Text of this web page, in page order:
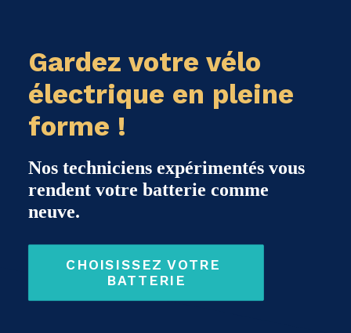
Gardez votre vélo
électrique en pleine
forme !
Nos techniciens expérimentés vous
rendent votre batterie comme
neuve.
CHOISISSEZ VOTRE
BATTERIE